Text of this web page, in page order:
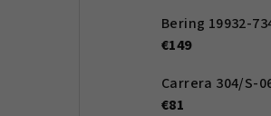
Bering 19932-
€149
Carrera 304/S-
€81